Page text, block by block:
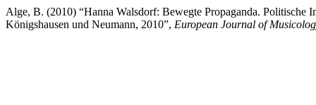
Alge, B. (2010) “Hanna Walsdorf: Bewegte Propaganda. Politische
Königshausen und Neumann, 2010”, European Journal of